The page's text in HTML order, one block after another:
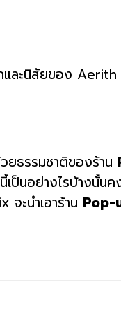
ละนิสัยของ Aerith
ยธรรมชาติของร้าน
ป็นอย่างไรบ้างนั้นค
ะนำเอาร้าน Pop-